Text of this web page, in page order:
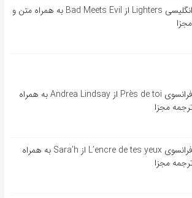
آهنگ انگلیسی Lighters از Bad Meets Evil به همراه متن و
آهنگ فرانسوی Près de toi از Andrea Lindsay به همراه
مجزا
آهنگ فرانسوی L’encre de tes yeux از Sara’h به همراه
مجزا